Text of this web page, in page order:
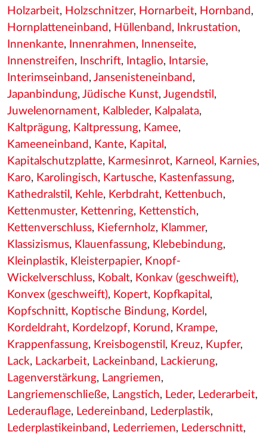
Holzarbeit, Holzschnitzer, Hornarbeit, Hornband ,
Hornplatteneinband , Hüllenband , Inkrustation,
Innenkante, Innenrahmen, Innenseite,
Innenstreifen, Inschrift, Intaglio, Intarsie,
Interimseinband , Jansenisteneinband ,
Japanbindung, Jüdische Kunst, Jugendstil ,
Juwelenornament, Kalbleder, Kalpalata,
Kaltprägung, Kaltpressung, Kamee,
Kameeneinband , Kante, Kapital ,
Kapitalschutzplatte, Karmesinrot, Karneol , Karnies,
Karo, Karolingisch, Kartusche, Kastenfassung,
Kathedralstil , Kehle, Kerbdraht, Kettenbuch,
Kettenmuster, Kettenring, Kettenstich,
Kettenverschluss, Kiefernholz, Klammer,
Klassizismus, Klauenfassung, Klebebindung,
Kleinplastik, Kleisterpapier, Knopf-
Wickelverschluss, Kobalt, Konkav (geschweift),
Konvex (geschweift), Kopert, Kopfkapital ,
Kopfschnitt, Koptische Bindung, Kordel ,
Kordeldraht, Kordelzopf, Korund , Krampe,
Krappenfassung, Kreisbogenstil , Kreuz, Kupfer,
Lack, Lackarbeit, Lackeinband , Lackierung,
Lagenverstärkung, Langriemen,
Langriemenschließe, Langstich, Leder, Lederarbeit,
Lederauflage, Ledereinband , Lederplastik,
Lederplastikeinband , Lederriemen, Lederschnitt,